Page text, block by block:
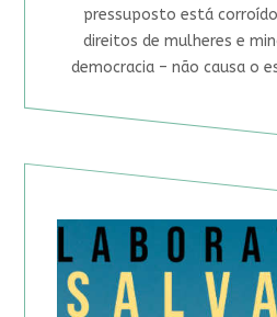
pressuposto está
direitos de mulheres e
democracia – não causa o